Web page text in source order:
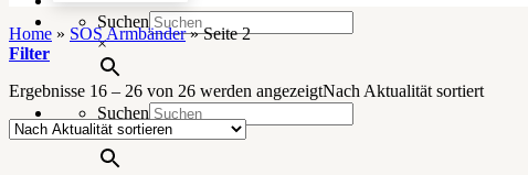
Suchen
×
Suchen
×
Home » SOS Armbänder » Seite 2
Filter
Ergebnisse 16 – 26 von 26 werden angezeigtNach Aktualität sortiert